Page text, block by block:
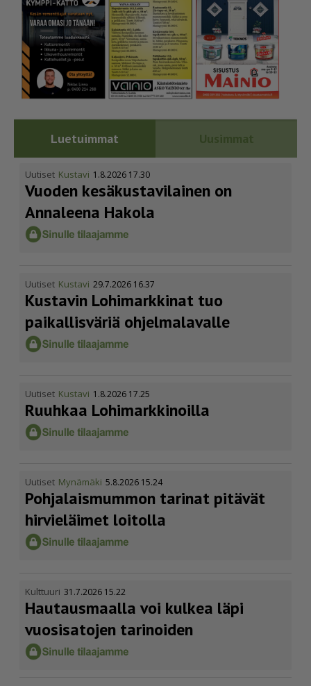
Luetuimmat Uusimmat
Uutiset Kustavi 1.8.2026 17.30
Vuoden kesäkus­ta­vi­lainen on
Annaleena Hakola
Uutiset Kustavi 29.7.2026 16.37
Kustavin Lohimarkkinat tuo
paikallisväriä ohjelmalavalle
Uutiset Kustavi 1.8.2026 17.25
Ruuhkaa Lohimark­ki­noilla
Uutiset Mynämäki 5.8.2026 15.24
Pohja­lais­mummon tarinat pitävät
hirvieläimet loitolla
Kulttuuri 31.7.2026 15.22
Hautausmaalla voi kulkea läpi
vuosisatojen tarinoiden